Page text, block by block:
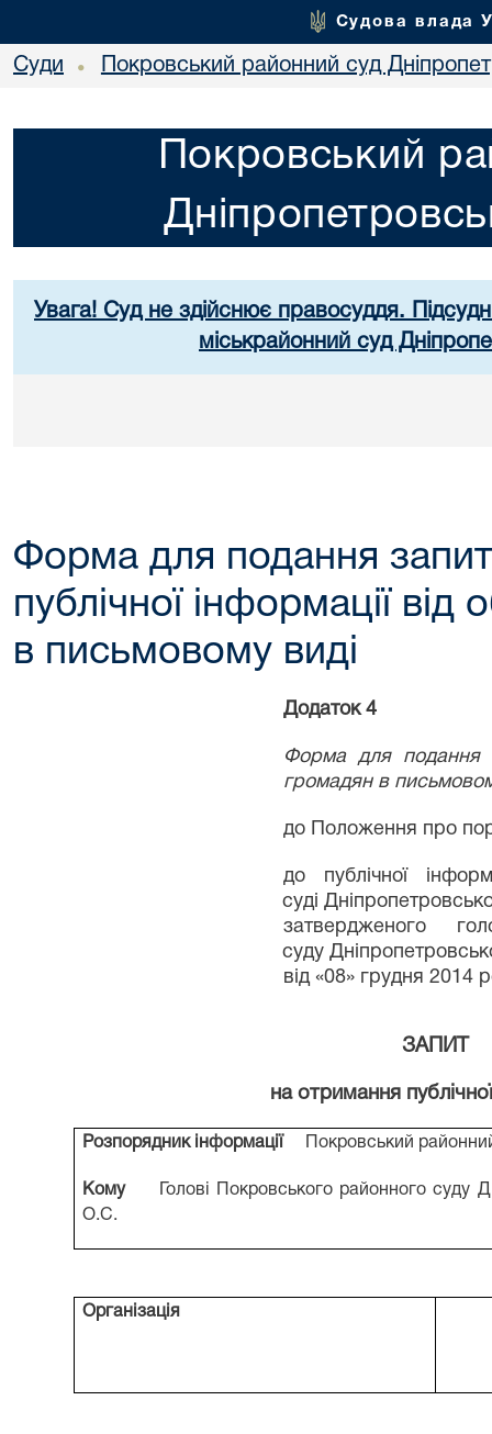
Судова влада
Суди • Покровський районний суд
Покровський
Увага! Суд не здійснює правосуддя.
міськрайонний суд
Форма для подання
публічної інформації
в письмовому виді
Додаток 4
Форма для подання
громадян в
до Положення про
до публічної
суді
затвердженого
суду
від «08» грудня 201 4
ЗАПИТ
на отримання
Розпорядник інформації Покровський районний
Кому
Голові Покровського районного суду
О.С.
Організація